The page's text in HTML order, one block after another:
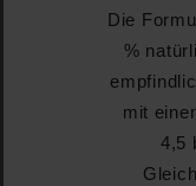
Die
%
mit
4,5